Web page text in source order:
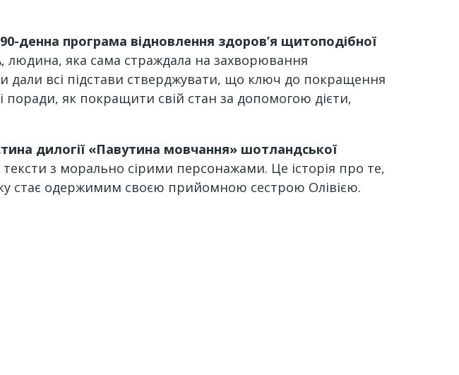
денна програма відновлення здоров’я щитоподібної
людина, яка сама страждала на захворювання
дали всі підстави стверджувати, що ключ до покращення
поради, як покращити свій стан за допомогою дієти,
дилогії «Павутина мовчання» шотландської
з морально сірими персонажами. Це історія про те,
стає одержимим своєю прийомною сестрою Олівією.